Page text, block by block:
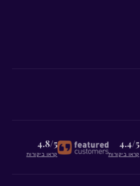
4.4/5
קראו ביקורות
4.8/5
קראו ביקורות